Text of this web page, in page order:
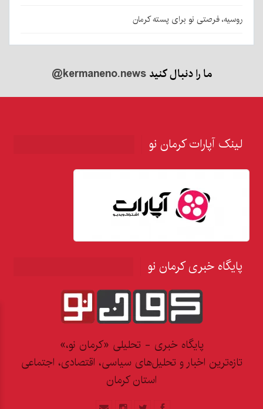
روسیه، فرصتی نو برای پسته کرمان
ما را دنبال کنید@kermaneno.news
لینک آپارات کرمان نو
پایگاه خبری کرمان نو
پایگاه خبری - تحلیلی «کرمان نو،»
تازه‌ترین اخبار و تحلیل‌های سیاسی، اقتصادی، اجتماعی
استان کرمان